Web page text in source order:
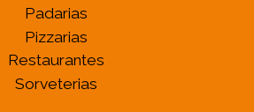
Padarias
Pizzarias
Restaurantes
Sorveterias